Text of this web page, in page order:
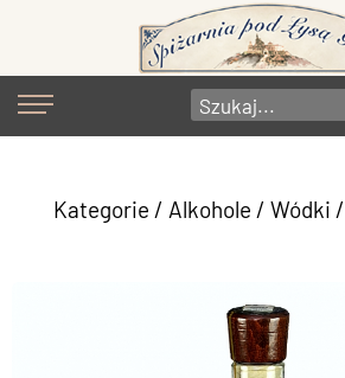
Kategorie / Alkohole / Wódki /